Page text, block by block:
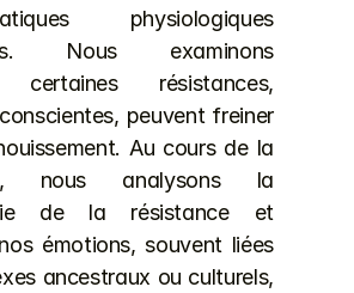
physiologiques
Nous examinons
certaines résistances,
peuvent freiner
Au cours de la
nous analysons la
de la résistance et
émotions, souvent liées
ancestraux ou culturels,